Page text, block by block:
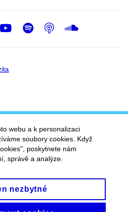
Youtube
Spotify
Podcast
webu a k personalizaci
soubory cookies. Když
poskytnete nám
správě a analýze.
nezbytné